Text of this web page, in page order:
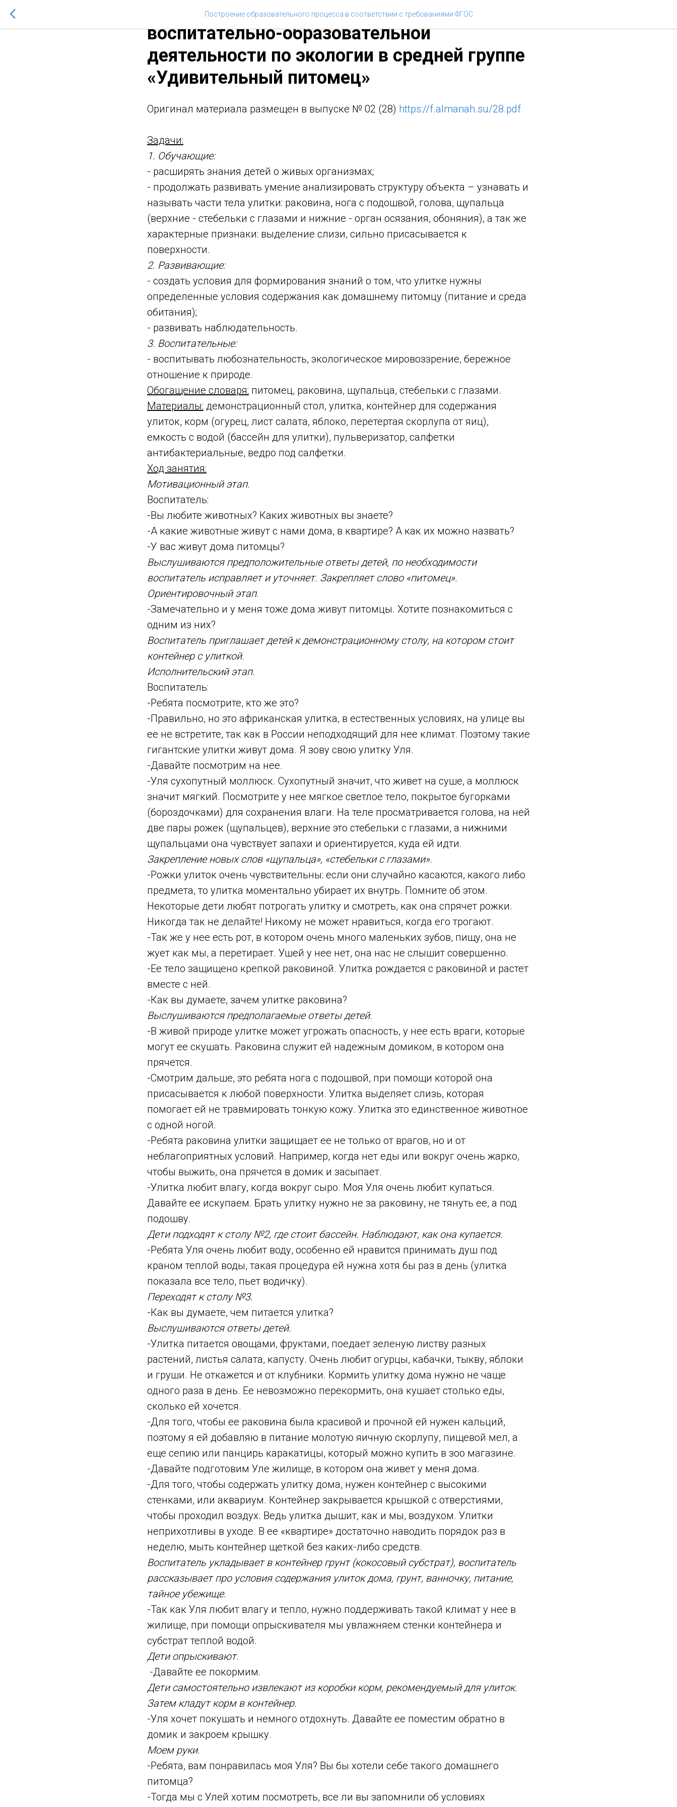
Построение образовательного процесса в соответствии с требованиями ФГОС
Старикова Г.Г. Конспект непосредственной
воспитательно-образовательной
деятельности по экологии в средней группе
«Удивительный питомец»
Оригинал материала размещен в выпуске № 02 (28) https://f.almanah.su/28.pdf
Задачи:
1. Обучающие:
- расширять знания детей о живых организмах;
- продолжать развивать умение анализировать структуру объекта – узнавать и
называть части тела улитки: раковина, нога с подошвой, голова, щупальца
(верхние - стебельки с глазами и нижние - орган осязания, обоняния), а так же
характерные признаки: выделение слизи, сильно присасывается к
поверхности.
2. Развивающие:
- создать условия для формирования знаний о том, что улитке нужны
определенные условия содержания как домашнему питомцу (питание и среда
обитания);
- развивать наблюдательность.
3. Воспитательные:
- воспитывать любознательность, экологическое мировоззрение, бережное
отношение к природе.
Обогащение словаря: питомец, раковина, щупальца, стебельки с глазами.
Материалы: демонстрационный стол, улитка, контейнер для содержания
улиток, корм (огурец, лист салата, яблоко, перетертая скорлупа от яиц),
емкость с водой (бассейн для улитки), пульверизатор, салфетки
антибактериальные, ведро под салфетки.
Ход занятия:
Мотивационный этап.
Воспитатель:
-Вы любите животных? Каких животных вы знаете?
-А какие животные живут с нами дома, в квартире? А как их можно назвать?
-У вас живут дома питомцы?
Выслушиваются предположительные ответы детей, по необходимости
воспитатель исправляет и уточняет. Закрепляет слово «питомец».
Ориентировочный этап.
-Замечательно и у меня тоже дома живут питомцы. Хотите познакомиться с
одним из них?
Воспитатель приглашает детей к демонстрационному столу, на котором стоит
контейнер с улиткой.
Исполнительский этап.
Воспитатель:
-Ребята посмотрите, кто же это?
-Правильно, но это африканская улитка, в естественных условиях, на улице вы
ее не встретите, так как в России неподходящий для нее климат. Поэтому такие
гигантские улитки живут дома. Я зову свою улитку Уля.
-Давайте посмотрим на нее.
-Уля сухопутный моллюск. Сухопутный значит, что живет на суше, а моллюск
значит мягкий. Посмотрите у нее мягкое светлое тело, покрытое бугорками
(бороздочками) для сохранения влаги. На теле просматривается голова, на ней
две пары рожек (щупальцев), верхние это стебельки с глазами, а нижними
щупальцами она чувствует запахи и ориентируется, куда ей идти.
Закрепление новых слов «щупальца», «стебельки с глазами».
-Рожки улиток очень чувствительны: если они случайно касаются, какого либо
предмета, то улитка моментально убирает их внутрь. Помните об этом.
Некоторые дети любят потрогать улитку и смотреть, как она спрячет рожки.
Никогда так не делайте! Никому не может нравиться, когда его трогают.
-Так же у нее есть рот, в котором очень много маленьких зубов, пищу, она не
жует как мы, а перетирает. Ушей у нее нет, она нас не слышит совершенно.
-Ее тело защищено крепкой раковиной. Улитка рождается с раковиной и растет
вместе с ней.
-Как вы думаете, зачем улитке раковина?
Выслушиваются предполагаемые ответы детей.
-В живой природе улитке может угрожать опасность, у нее есть враги, которые
могут ее скушать. Раковина служит ей надежным домиком, в котором она
прячется.
-Смотрим дальше, это ребята нога с подошвой, при помощи которой она
присасывается к любой поверхности. Улитка выделяет слизь, которая
помогает ей не травмировать тонкую кожу. Улитка это единственное животное
с одной ногой.
-Ребята раковина улитки защищает ее не только от врагов, но и от
неблагоприятных условий. Например, когда нет еды или вокруг очень жарко,
чтобы выжить, она прячется в домик и засыпает.
-Улитка любит влагу, когда вокруг сыро. Моя Уля очень любит купаться.
Давайте ее искупаем. Брать улитку нужно не за раковину, не тянуть ее, а под
подошву.
Дети подходят к столу №2, где стоит бассейн. Наблюдают, как она купается.
-Ребята Уля очень любит воду, особенно ей нравится принимать душ под
краном теплой воды, такая процедура ей нужна хотя бы раз в день (улитка
показала все тело, пьет водичку).
Переходят к столу №3.
-Как вы думаете, чем питается улитка?
Выслушиваются ответы детей.
-Улитка питается овощами, фруктами, поедает зеленую листву разных
растений, листья салата, капусту. Очень любит огурцы, кабачки, тыкву, яблоки
и груши. Не откажется и от клубники. Кормить улитку дома нужно не чаще
одного раза в день. Ее невозможно перекормить, она кушает столько еды,
сколько ей хочется.
-Для того, чтобы ее раковина была красивой и прочной ей нужен кальций,
поэтому я ей добавляю в питание молотую яичную скорлупу, пищевой мел, а
еще сепию или панцирь каракатицы, который можно купить в зоо магазине.
-Давайте подготовим Уле жилище, в котором она живет у меня дома.
-Для того, чтобы содержать улитку дома, нужен контейнер с высокими
стенками, или аквариум. Контейнер закрывается крышкой с отверстиями,
чтобы проходил воздух. Ведь улитка дышит, как и мы, воздухом. Улитки
неприхотливы в уходе. В ее «квартире» достаточно наводить порядок раз в
неделю, мыть контейнер щеткой без каких-либо средств.
Воспитатель укладывает в контейнер грунт (кокосовый субстрат), воспитатель
рассказывает про условия содержания улиток дома, грунт, ванночку, питание,
тайное убежище.
-Так как Уля любит влагу и тепло, нужно поддерживать такой климат у нее в
жилище, при помощи опрыскивателя мы увлажняем стенки контейнера и
субстрат теплой водой.
Дети опрыскивают.
-Давайте ее покормим.
Дети самостоятельно извлекают из коробки корм, рекомендуемый для улиток.
Затем кладут корм в контейнер.
-Уля хочет покушать и немного отдохнуть. Давайте ее поместим обратно в
домик и закроем крышку.
Моем руки.
-Ребята, вам понравилась моя Уля? Вы бы хотели себе такого домашнего
питомца?
-Тогда мы с Улей хотим посмотреть, все ли вы запомнили об условиях